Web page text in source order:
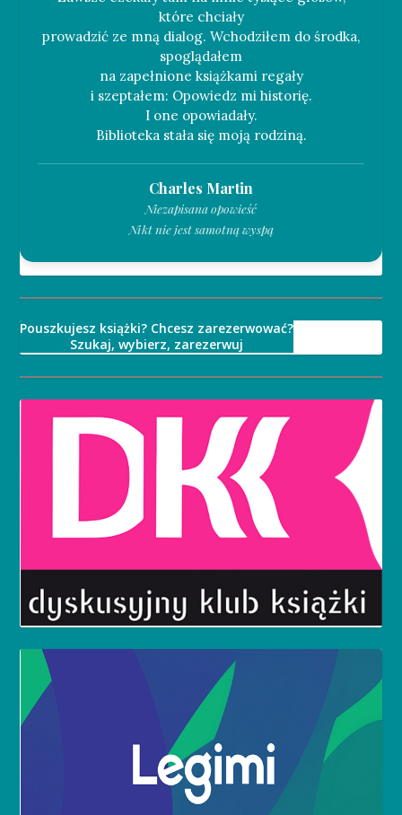
które chciały
prowadzić ze mną dialog. Wchodziłem do środka,
spoglądałem
na zapełnione książkami regały
i szeptałem: Opowiedz mi historię.
I one opowiadały.
Charles Martin
Niezapisana opowieść
Nikt nie jest samotną wyspą
Pouszkujesz książki? Chcesz zarezerwować?
Szukaj, wybierz, zarezerwuj